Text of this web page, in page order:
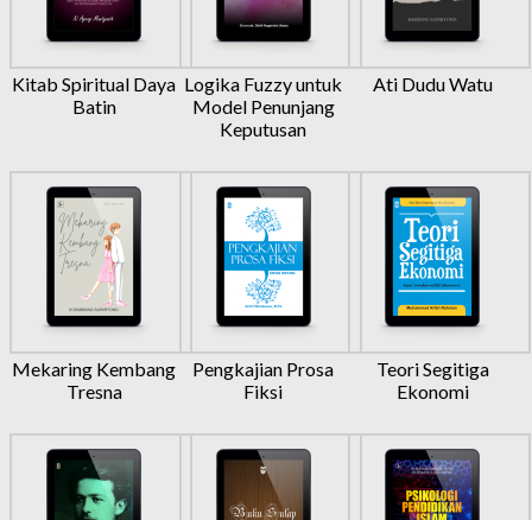
Kitab Spiritual Daya
Batin
Logika Fuzzy untuk
Model Penunjang
Keputusan
Ati Dudu Watu
Mekaring Kembang
Tresna
Pengkajian Prosa
Fiksi
Teori Segitiga
Ekonomi